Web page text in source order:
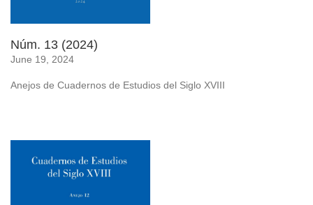
Núm. 13 (2024)
June 19, 2024
Anejos de Cuadernos de Estudios del Siglo XVIII